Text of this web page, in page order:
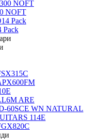
NOFT
Pack
ARE
60SCE WN NATURAL
114E